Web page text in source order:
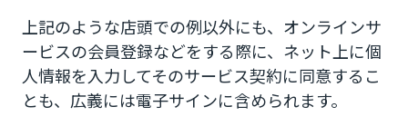
上記のような店頭での例以外にも、オンラインサ
ービスの会員登録などをする際に、ネット上に個
人情報を入力してそのサービス契約に同意するこ
とも、広義には電子サインに含められます。